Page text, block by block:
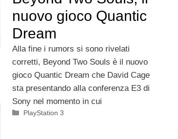
nuovo gioco Quantic
Dream
Alla fine i rumors si sono rivelati
corretti, Beyond Two Souls è il nuovo
gioco Quantic Dream che David Cage
sta presentando alla conferenza E3 di
Sony nel momento in cui
Categorie
PlayStation 3